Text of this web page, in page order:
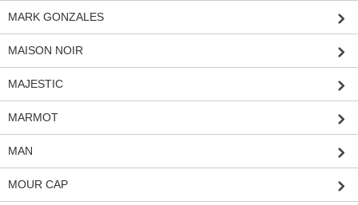
MARK GONZALES
MAISON NOIR
MAJESTIC
MARMOT
MAN
MOUR CAP